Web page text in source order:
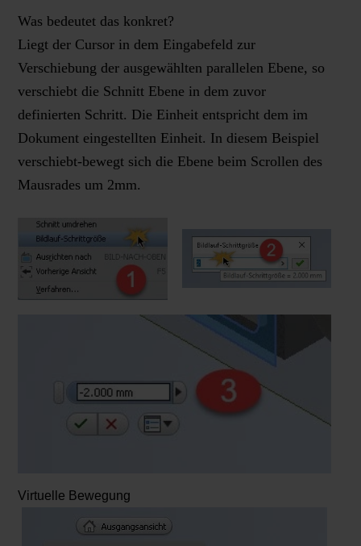
Was bedeutet das konkret?
Liegt der Cursor in dem Eingabefeld zur
Verschiebung der ausgewählten parallelen Ebene, so
verschiebt die Schnitt Ebene in dem zuvor
definierten Schritt. Die Einheit entspricht dem im
Dokument eingestellten Einheit. In diesem Beispiel
verschiebt-bewegt sich die Ebene beim Scrollen des
Mausrades um 2mm.
Virtuelle Bewegung